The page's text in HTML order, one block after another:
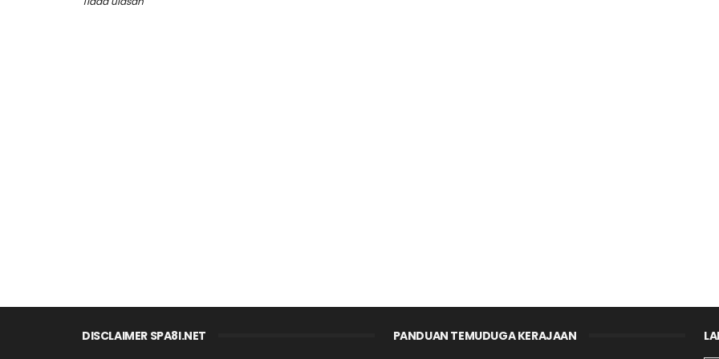
DISCLAIMER SPA8I.NET
PANDUAN TEMUDUGA KERAJAAN